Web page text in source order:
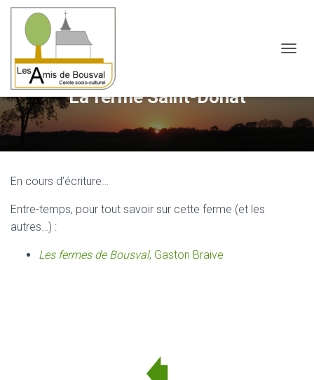
La ferme Saint-Donat
En cours d’écriture…
Entre-temps, pour tout savoir sur cette ferme (et les
autres…) :
Les fermes de Bousval, Gaston Braive